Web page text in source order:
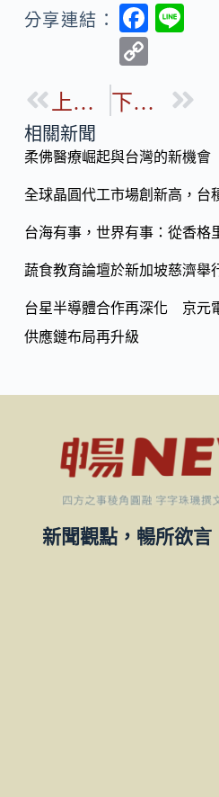
分享連結：
F
b
o
k
p
Li
n
k
上一篇 下一篇
相關新聞
柔佛醫療崛起與台灣的新機會
全球晶圓代工市場創新高，台
台海有事，世界有事：從香格
蔬食教育論壇於新加坡慈濟舉
台星半導體合作再深化 京
供應鏈布局再升級
新聞觀點，暢所欲言